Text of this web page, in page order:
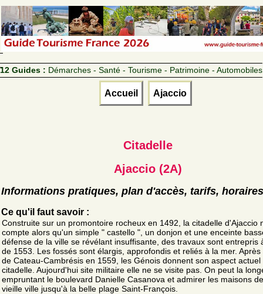
12 Guides : Démarches - Santé - Tourisme - Patrimoine - Automobiles
Accueil Ajaccio
Citadelle
Ajaccio (2A)
Informations pratiques, plan d'accès, tarifs, horaires
Ce qu'il faut savoir :
Construite sur un promontoire rocheux en 1492, la citadelle d'Ajaccio
compte alors qu'un simple " castello ", un donjon et une enceinte
défense de la ville se révélant insuffisante, des travaux sont entrepris
de 1553. Les fossés sont élargis, approfondis et reliés à la mer. Après
de Cateau-Cambrésis en 1559, les Génois donnent son aspect actuel
citadelle. Aujourd'hui site militaire elle ne se visite pas. On peut la
empruntant le boulevard Danielle Casanova et admirer les maisons
vieille ville jusqu'à la belle plage Saint-François.